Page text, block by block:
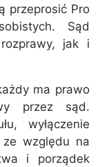
przeprosić Pro
Sąd
jak i
ma prawo
przez sąd.
wyłączenie
względu na
i porządek